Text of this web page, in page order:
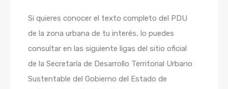
Si quieres conocer el texto completo del PDU
de la zona urbana de tu interés, lo puedes
consultar en las siguiente ligas del sitio oficial
de la Secretaría de Desarrollo Territorial Urbano
Sustentable del Gobierno del Estado de